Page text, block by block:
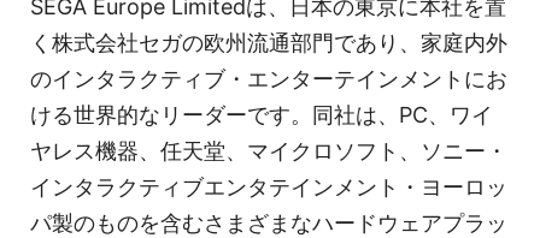
SEGA Europe Limitedは、日本の東京に本社を置
く株式会社セガの欧州流通部門であり、家庭内外
のインタラクティブ・エンターテインメントにお
ける世界的なリーダーです。同社は、PC、ワイ
ヤレス機器、任天堂、マイクロソフト、ソニー・
インタラクティブエンタテインメント・ヨーロッ
パ製のものを含むさまざまなハードウェアプラッ